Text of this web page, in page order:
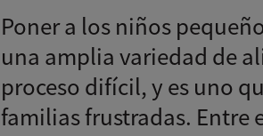
Poner a los niños
una amplia variedad de
proceso difícil, y es uno
familias frustradas. Entre